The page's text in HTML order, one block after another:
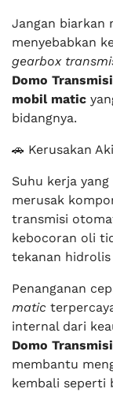
Jangan biarkan
menyebabkan
gearbox
Domo Transmisi
mobil matic
bidangnya.
🚗 Kerusakan
Suhu kerja
merusak
transmisi
kebocoran oli
tekanan
Penanganan
matic
internal dari
Domo Transmisi
membantu
kembali seperti